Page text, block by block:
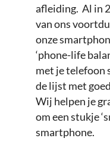
afleiding. Al in
van ons
onze
‘phone-life
met je telefoon
de lijst met
Wij helpen je
om een stukje
smartphone.